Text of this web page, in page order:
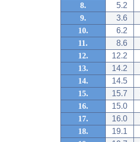
8.
5.2
9.
3.6
10.
6.2
11.
8.6
12.
12.2
13.
14.2
14.
14.5
15.
15.7
16.
15.0
17.
16.0
18.
19.1